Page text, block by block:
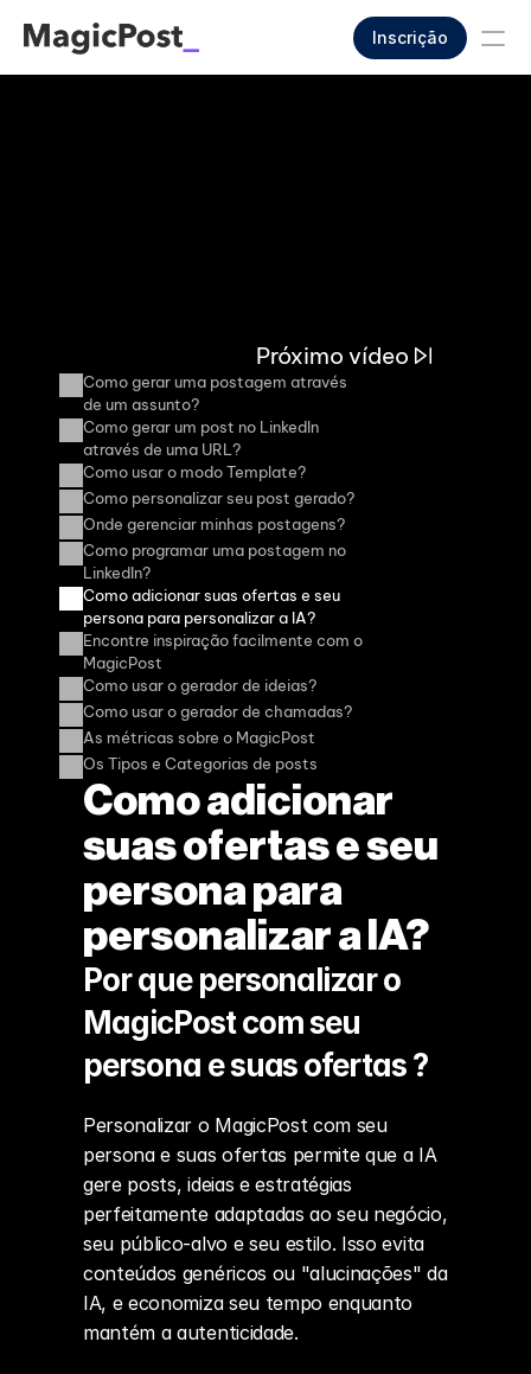
Inscrição
Próximo vídeo
Como adicionar
suas ofertas e seu
persona para
personalizar a IA?
Por que personalizar o
MagicPost com seu
persona e suas ofertas ?
Personalizar o MagicPost com seu
persona e suas ofertas permite que a IA
gere posts, ideias e estratégias
perfeitamente adaptadas ao seu negócio,
seu público-alvo e seu estilo. Isso evita
conteúdos genéricos ou "alucinações" da
IA, e economiza seu tempo enquanto
mantém a autenticidade.
Como gerar uma postagem através
de um assunto?
Como gerar um post no LinkedIn
através de uma URL?
Como usar o modo Template?
Como personalizar seu post gerado?
Onde gerenciar minhas postagens?
Como programar uma postagem no
LinkedIn?
Como adicionar suas ofertas e seu
persona para personalizar a IA?
Encontre inspiração facilmente com o
MagicPost
Como usar o gerador de ideias?
Como usar o gerador de chamadas?
As métricas sobre o MagicPost
Os Tipos e Categorias de posts